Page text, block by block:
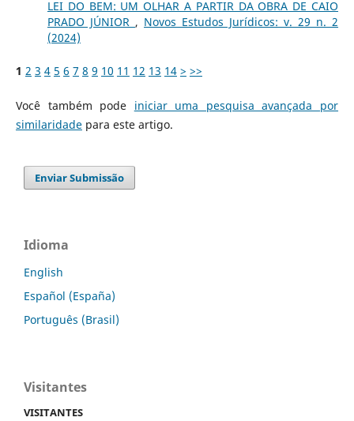
LEI DO BEM: UM OLHAR A PARTIR DA OBRA DE CAIO
PRADO JÚNIOR , Novos Estudos Jurí­dicos: v. 29 n. 2
(2024)
1 2 3 4 5 6 7 8 9 10 11 12 13 14 > >>
Você também pode iniciar uma pesquisa avançada por
similaridadepara este artigo.
Enviar Submissão
Idioma
English
Español (España)
Português (Brasil)
Visitantes
VISITANTES